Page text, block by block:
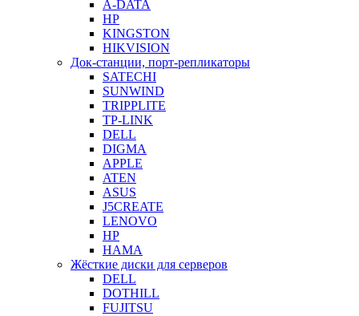
A-DATA
HP
KINGSTON
HIKVISION
Док-станции, порт-репликаторы
SATECHI
SUNWIND
TRIPPLITE
TP-LINK
DELL
DIGMA
APPLE
ATEN
ASUS
J5CREATE
LENOVO
HP
HAMA
Жёсткие диски для серверов
DELL
DOTHILL
FUJITSU